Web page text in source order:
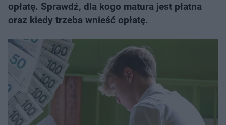
opłatę. Sprawdź, dla kogo matura jest płatna
oraz kiedy trzeba wnieść opłatę.